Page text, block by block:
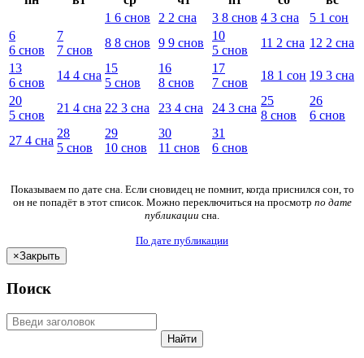
1 6 снов 2 2 сна 3 8 снов 4 3 сна 5 1 сон
6
6 снов
7
7 снов
8 8 снов 9 9 снов
10
5 снов
11 2 сна 12 2 сна
13
6 снов
14 4 сна
15
5 снов
16
8 снов
17
7 снов
18 1 сон 19 3 сна
20
5 снов
21 4 сна 22 3 сна 23 4 сна 24 3 сна
25
8 снов
26
6 снов
27 4 сна
28
5 снов
29
10 снов
30
11 снов
31
6 снов
Показываем по дате сна. Если сновидец не помнит, когда приснился сон, то
он не попадёт в этот список. Можно переключиться на просмотр по дате
публикации сна.
По дате публикации
×Закрыть
Поиск
Найти